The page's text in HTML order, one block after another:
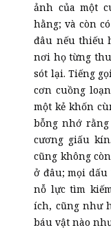
ảnh của một
hằng; và còn
đâu nếu thiếu
nơi họ từng
sót lại. Tiếng
cơn cuồng
một kẻ khốn
bỗng nhớ
cương giấu
cũng không
ở đâu; mọi dấu
nỗ lực tìm
ích, cũng như
báu vật nào